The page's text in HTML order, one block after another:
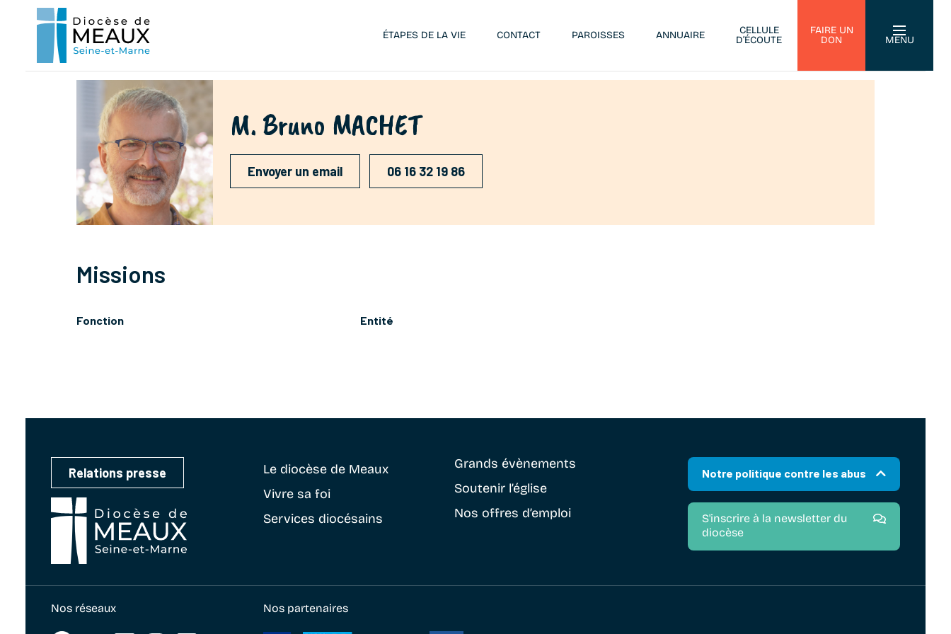
ÉTAPES DE LA VIE CONTACT PAROISSES ANNUAIRE
CELLULE
D’ÉCOUTE
FAIRE UN
DON
MENU
M. Bruno MACHET
Envoyer un email 06 16 32 19 86
Missions
Fonction Entité
Relations presse Le diocèse de Meaux
Vivre sa foi
Services diocésains
Grands évènements
Soutenir l’église
Nos offres d’emploi
Notre politique contre les abus
S'inscrire à la newsletter du
diocèse
Nos réseaux Nos partenaires